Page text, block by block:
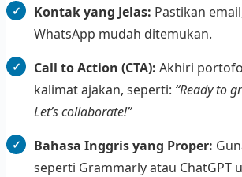
Kontak yang Jelas: Pastikan
WhatsApp mudah ditemukan.
Call to Action (CTA): Akhiri
kalimat ajakan, seperti: “Ready to
Let’s collaborate!”
Bahasa Inggris yang Proper:
seperti Grammarly atau ChatGPT